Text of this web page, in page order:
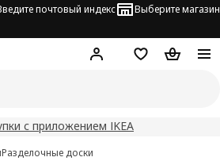
почтовый индекс Выберите магазин
Hej! ВойтиСписокКорзина
с приложением IKEA
Разделочные доски